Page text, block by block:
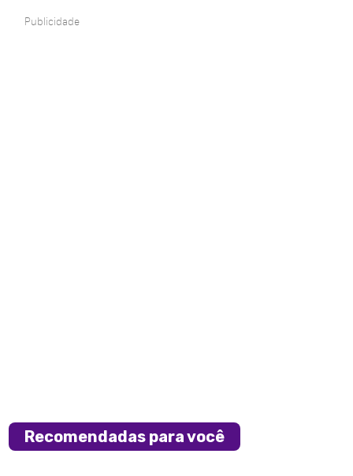
Publicidade
Recomendadas para você